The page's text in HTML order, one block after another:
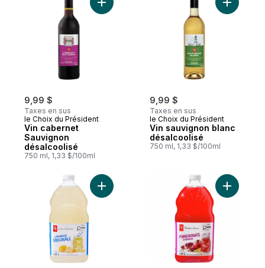
9,99 $
Taxes en sus
le Choix du Président
Vin cabernet
Sauvignon
désalcoolisé
750 ml, 1,33 $/100ml
Ajouter Vin cabernet Sauvignon
9,99 $
Taxes en sus
le Choix du Président
Vin sauvignon blanc
désalcoolisé
750 ml, 1,33 $/100ml
Ajouter
Ajouter Limonade originale au panierAjouter